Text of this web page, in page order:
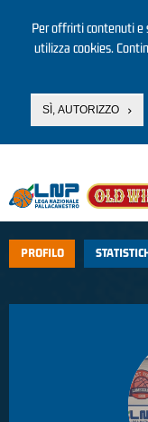
Per offrirti contenuti e
utilizza cookies.
SÌ, AUTORIZZO
PROFILO